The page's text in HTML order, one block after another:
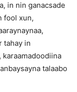
in nin ganacsade
fool xun,
tahay in
talaabo